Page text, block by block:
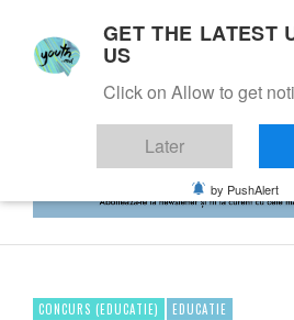
CONCURS (EDUCATIE) EDUCATIE
GET THE LATEST
US
Click on Allow to get
Later
by PushAlert